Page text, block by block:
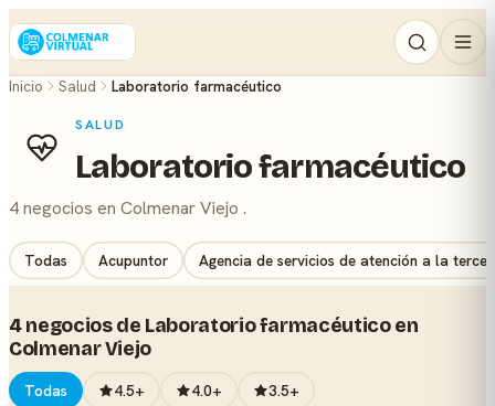
Inicio Salud Laboratorio farmacéutico
SALUD
Laboratorio farmacéutico
4 negocios en Colmenar Viejo .
Todas Acupuntor Agencia de servicios de atención a la
4 negocios de Laboratorio farmacéutico en
Colmenar Viejo
Todas 4.5+ 4.0+ 3.5+